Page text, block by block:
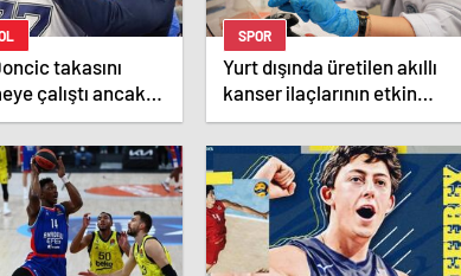
takasını
çalıştı ancak
iddiası! NBA
SPOR
Yurt dışında üretilen akıllı
kanser ilaçlarının etkin
maddesi yerli imkanlarla
geliştirildi | Sağlık Haberleri